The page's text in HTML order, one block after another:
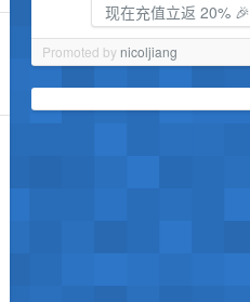
现在充值立返 20% 🎉
Promoted by nicoljiang